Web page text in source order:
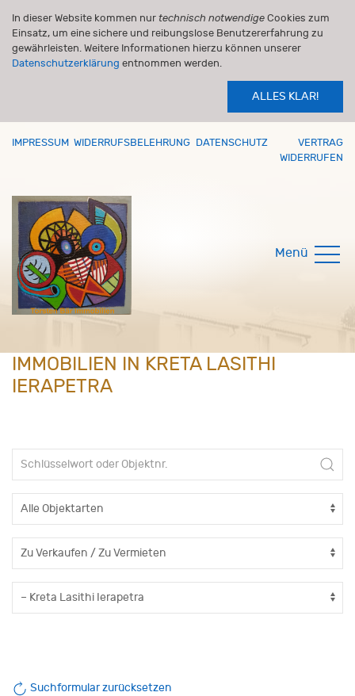
In dieser Website kommen nur technisch notwendige Cookies zum
Einsatz, um eine sichere und reibungslose Benutzererfahrung zu
gewährleisten. Weitere Informationen hierzu können unserer
Datenschutzerklärung entnommen werden.
ALLES KLAR!
IMPRESSUM WIDERRUFSBELEHRUNG DATENSCHUTZ
VERTRAG
WIDERRUFEN
Menü
IMMOBILIEN IN KRETA LASITHI
IERAPETRA
Suchformular zurücksetzen